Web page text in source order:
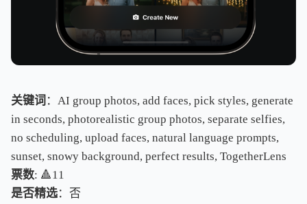
关键词 ：AI group photos, add faces, pick styles, generate
in seconds, photorealistic group photos, separate selfies,
no scheduling, upload faces, natural language prompts,
sunset, snowy background, perfect results, TogetherLens
票数: 🔺11
是否精选：否